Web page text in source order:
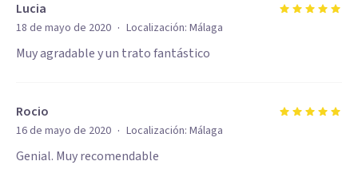
Lucia
18 de mayo de 2020 · Localización: Málaga
Muy agradable y un trato fantástico
Rocio
16 de mayo de 2020 · Localización: Málaga
Genial. Muy recomendable